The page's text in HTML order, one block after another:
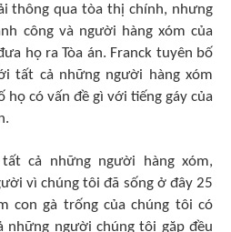
thông qua tòa thị chính, nhưng
công và người hàng xóm của
họ ra Tòa án. Franck tuyên bố
tất cả những người hàng xóm
họ có vấn đề gì với tiếng gáy của
cả những người hàng xóm,
vì chúng tôi đã sống ở đây 25
con gà trống của chúng tôi có
những người chúng tôi gặp đều